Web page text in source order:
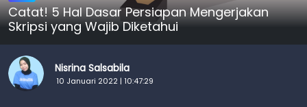
Catat! 5 Hal Dasar Persiapan Mengerjakan
Skripsi yang Wajib Diketahui
Nisrina Salsabila
10 Januari 2022 | 10:47:29